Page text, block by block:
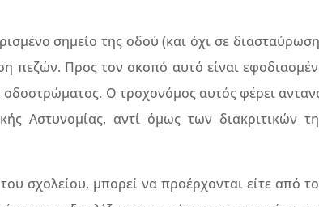
σημείο της οδού (και όχι σε
πεζών. Προς τον σκοπό αυτό είναι
Ο τροχονόμος αυτός φέρει
Αστυνομίας, αντί όμως των διακριτικών
σχολείου, μπορεί να προέρχονται είτε από